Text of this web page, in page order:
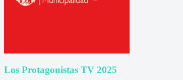
Los Protagonistas TV 2025